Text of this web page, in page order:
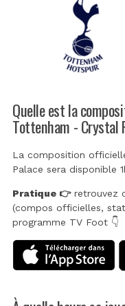
Quelle est la
Tottenham - Crystal
La composition
Palace sera disponible
Pratique 👉retrouvez
(compos officielles,
programme TV Foot 👇